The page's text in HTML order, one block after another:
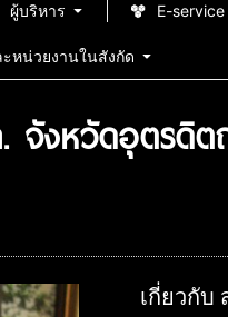
ผู้บริหาร E-service
หน่วยงานในสังกัด
งหวัดอุตรดิต
เกี่ยวกับ